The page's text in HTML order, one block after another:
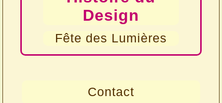
Design
Fête des Lumières
Contact